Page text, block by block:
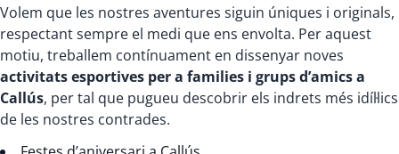
Volem que les nostres aventures siguin úniques i originals,
respectant sempre el medi que ens envolta. Per aquest
motiu, treballem contínuament en dissenyar noves
activitats esportives per a families i grups d’amics a
Callús, per tal que pugueu descobrir els indrets més idíl·lics
de les nostres contrades.